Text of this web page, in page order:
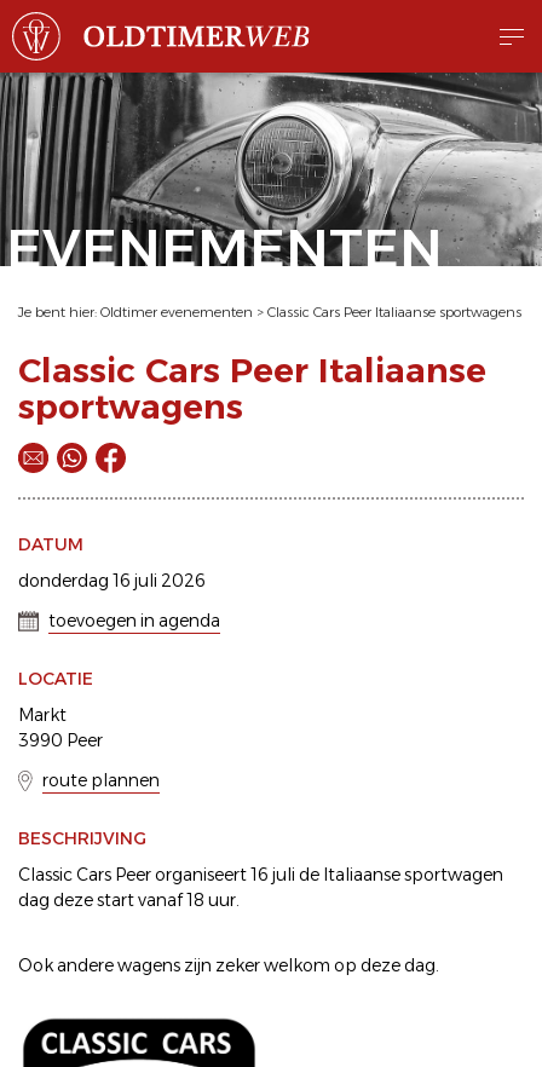
EVENEMENTEN
Je bent hier: Oldtimer evenementen > Classic Cars Peer Italiaanse sportwagens
Classic Cars Peer Italiaanse
sportwagens
DATUM
donderdag 16 juli 2026
toevoegen in agenda
LOCATIE
Markt
3990 Peer
route plannen
BESCHRIJVING
Classic Cars Peer organiseert 16 juli de Italiaanse sportwagen
dag deze start vanaf 18 uur.
Ook andere wagens zijn zeker welkom op deze dag.